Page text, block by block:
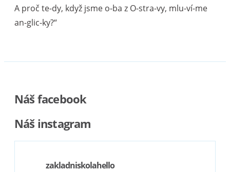
A proč te-dy, když jsme o-ba z O-stra-vy, mlu-ví-me
an-glic-ky?“
Náš facebook
Náš instagram
zakladniskolahello